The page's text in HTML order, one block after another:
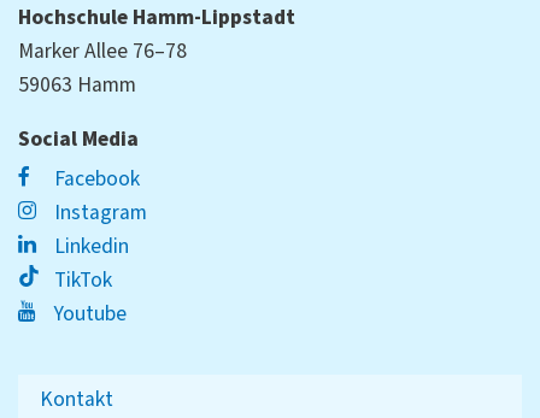
Hochschule Hamm-Lippstadt
Marker Allee 76–78
59063 Hamm
Social Media
Facebook
Instagram
Linkedin
TikTok
Youtube
Kontakt